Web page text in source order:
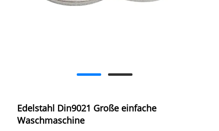
Edelstahl Din9021 Große einfache
Waschmaschine